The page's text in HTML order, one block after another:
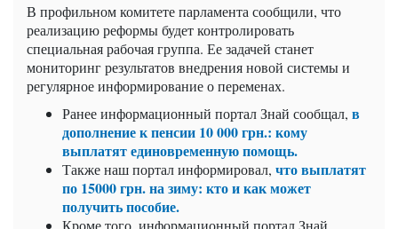
В профильном комитете парламента сообщили, что
реализацию реформы будет контролировать
специальная рабочая группа. Ее задачей станет
мониторинг результатов внедрения новой системы и
регулярное информирование о переменах.
Ранее информационный портал Знай сообщал, в
дополнение к пенсии 10 000 грн.: кому
выплатят единовременную помощь.
Также наш портал информировал, что выплатят
по 15000 грн. на зиму: кто и как может
получить пособие.
Кроме того, информационный портал Знай